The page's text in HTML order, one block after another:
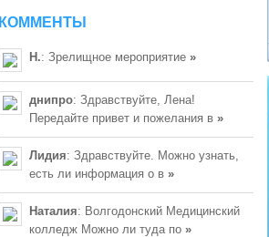
КОММЕНТЫ
Н.: Зрелищное мероприятие »
днипро: Здравствуйте, Лена!
Передайте привет и пожелания в »
Лидия: Здравствуйте. Можно узнать,
есть ли информация о в »
Наталия: Волгодонский Медицинский
колледж Можно ли туда по »